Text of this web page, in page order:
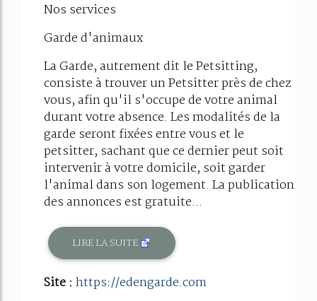
Nos services
Garde d'animaux
La Garde, autrement dit le Petsitting,
consiste à trouver un Petsitter près de chez
vous, afin qu'il s'occupe de votre animal
durant votre absence. Les modalités de la
garde seront fixées entre vous et le
petsitter, sachant que ce dernier peut soit
intervenir à votre domicile, soit garder
l'animal dans son logement. La publication
des annonces est gratuite...
LIRE LA SUITE
Site : https://edengarde.com